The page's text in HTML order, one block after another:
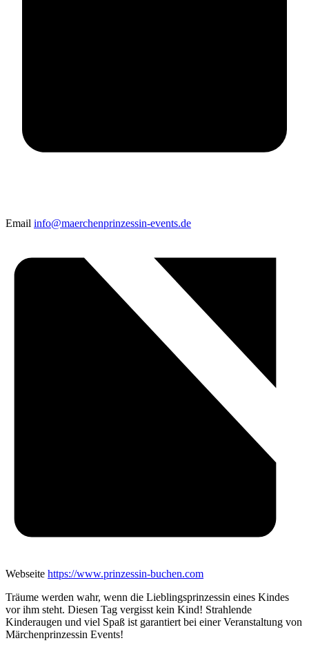
Email info@maerchenprinzessin-events.de
Webseite https://www.prinzessin-buchen.com
Träume werden wahr, wenn die Lieblingsprinzessin eines Kindes
vor ihm steht. Diesen Tag vergisst kein Kind! Strahlende
Kinderaugen und viel Spaß ist garantiert bei einer Veranstaltung von
Märchenprinzessin Events!